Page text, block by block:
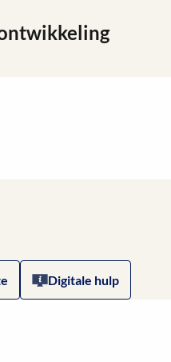
Digitale hulp